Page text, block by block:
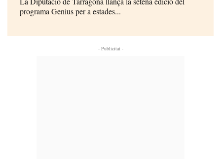
programa Genius per a estades...
- Publicitat -